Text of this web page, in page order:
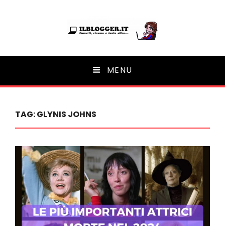
Ilblogger.it
Il portalino di blog | MENU
TAG:GLYNIS JOHNS